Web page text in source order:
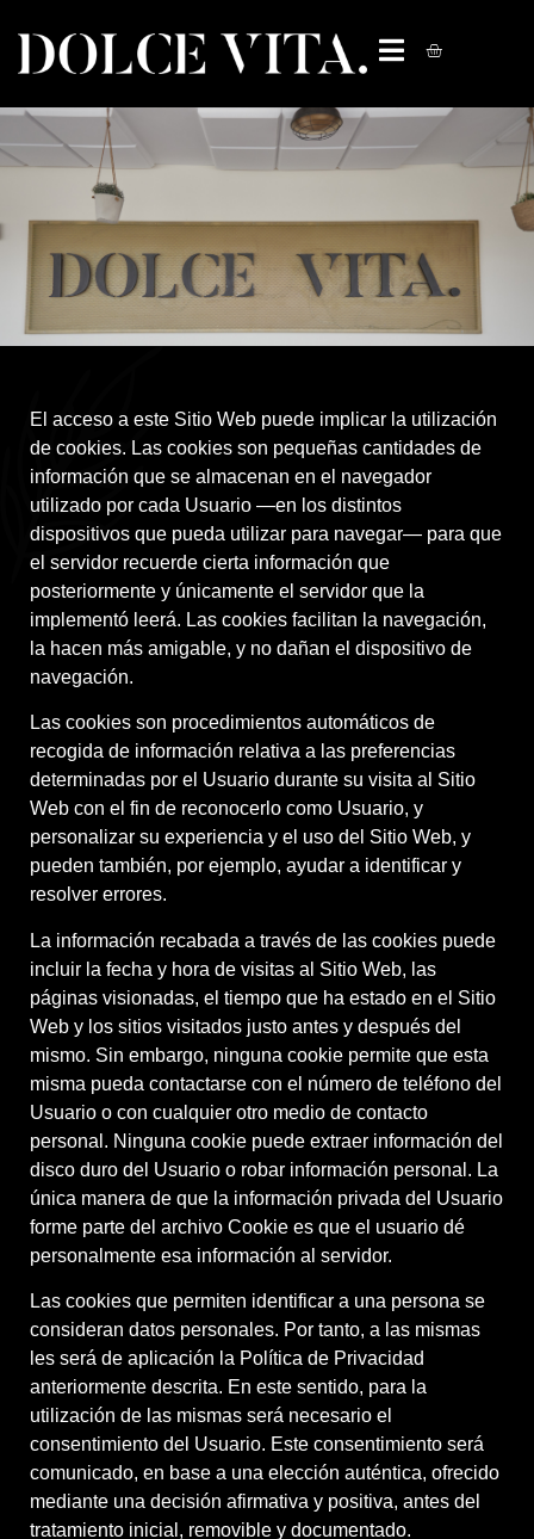
El acceso a este Sitio Web puede implicar la utilización
de cookies. Las cookies son pequeñas cantidades de
información que se almacenan en el navegador
utilizado por cada Usuario —en los distintos
dispositivos que pueda utilizar para navegar— para que
el servidor recuerde cierta información que
posteriormente y únicamente el servidor que la
implementó leerá. Las cookies facilitan la navegación,
la hacen más amigable, y no dañan el dispositivo de
navegación.
Las cookies son procedimientos automáticos de
recogida de información relativa a las preferencias
determinadas por el Usuario durante su visita al Sitio
Web con el fin de reconocerlo como Usuario, y
personalizar su experiencia y el uso del Sitio Web, y
pueden también, por ejemplo, ayudar a identificar y
resolver errores.
La información recabada a través de las cookies puede
incluir la fecha y hora de visitas al Sitio Web, las
páginas visionadas, el tiempo que ha estado en el Sitio
Web y los sitios visitados justo antes y después del
mismo. Sin embargo, ninguna cookie permite que esta
misma pueda contactarse con el número de teléfono del
Usuario o con cualquier otro medio de contacto
personal. Ninguna cookie puede extraer información del
disco duro del Usuario o robar información personal. La
única manera de que la información privada del Usuario
forme parte del archivo Cookie es que el usuario dé
personalmente esa información al servidor.
Las cookies que permiten identificar a una persona se
consideran datos personales. Por tanto, a las mismas
les será de aplicación la Política de Privacidad
anteriormente descrita. En este sentido, para la
utilización de las mismas será necesario el
consentimiento del Usuario. Este consentimiento será
comunicado, en base a una elección auténtica, ofrecido
mediante una decisión afirmativa y positiva, antes del
tratamiento inicial, removible y documentado.